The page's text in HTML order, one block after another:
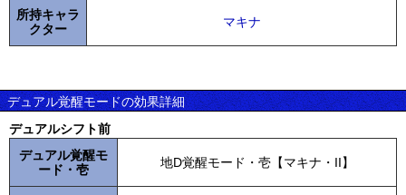
所持キャラ
クター
マキナ
デュアル覚醒モードの効果詳細
デュアルシフト前
デュアル覚醒モ
ード・壱
地D覚醒モード・壱【マキナ・II】